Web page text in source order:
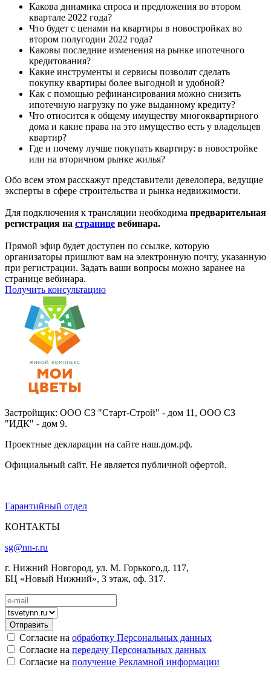
Какова динамика спроса и предложения во втором
квартале 2022 года?
Что будет с ценами на квартиры в новостройках во
втором полугодии 2022 года?
Каковы последние изменения на рынке ипотечного
кредитования?
Какие инструменты и сервисы позволят сделать
покупку квартиры более выгодной и удобной?
Как с помощью рефинансирования можно снизить
ипотечную нагрузку по уже выданному кредиту?
Что относится к общему имуществу многоквартирного
дома и какие права на это имущество есть у владельцев
квартир?
Где и почему лучше покупать квартиру: в новостройке
или на вторичном рынке жилья?
Обо всем этом расскажут представители девелопера, ведущие
эксперты в сфере строительства и рынка недвижимости.
Для подключения к трансляции необходима предварительная
регистрация на странице вебинара.
Прямой эфир будет доступен по ссылке, которую
организаторы пришлют вам на электронную почту, указанную
при регистрации. Задать ваши вопросы можно заранее на
странице вебинара.
Получить консультацию
Застройщик: ООО СЗ "Старт-Строй" - дом 11, ООО СЗ
"ИДК" - дом 9.
Проектные декларации на сайте наш.дом.рф.
Официальный сайт. Не является публичной офертой.
Гарантийный отдел
КОНТАКТЫ
sg@nn-r.ru
г. Нижний Новгород, ул. М. Горького,д. 117,
БЦ «Новый Нижний», 3 этаж, оф. 317.
Согласие на обработку Персональных данных
Согласие на передачу Персональных данных
Согласие на получение Рекламной информации